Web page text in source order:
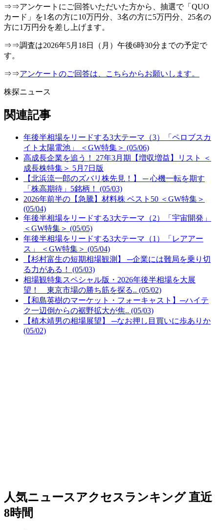
⇒⇒アンケートにご回答いただいた方から、抽選で「QUO
カード」を1名の方に10万円分、3名の方に5万円分、25名の
方に1万円分を差し上げます。
⇒⇒調査は2026年5月18日（月）午後6時30分までの予定で
す。
⇒⇒アンケートのご回答は、こちらからお願いします。
株探ニュース
関連記事
年後半相場をリードする3大テーマ（3）「ペロブスカ
イト太陽電池」 ＜GW特集＞ (05/06)
高成長企業を追う！ 27年3月期【増収増益】リスト ＜
成長株特集＞ 5月7日版
【北浜流一郎のズバリ株先見！】 ─ 心機一転を期す
「株高期待」5銘柄！ (05/03)
2026年前半の【急騰】材料株 ベスト50 ＜GW特集＞
(05/04)
年後半相場をリードする3大テーマ（2）「宇宙開発」
＜GW特集＞ (05/05)
年後半相場をリードする3大テーマ（1）「レアアー
ス」 ＜GW特集＞ (05/04)
【杉村富生の短期相場観測】 ─企業には難局を乗り切
る力がある！ (05/03)
相場観特集スペシャル版・2026年後半相場を大展
望！ 東京市場の勝ち筋を探る.. (05/02)
【和島英樹のマーケット・フォーキャスト】─ハイテ
ク一辺倒からの裾野拡大が焦.. (05/03)
【植木靖男の相場展望】 ─なお押し目買いに歩ありか
(05/02)
人気ニュースアクセスランキング 直近
8時間